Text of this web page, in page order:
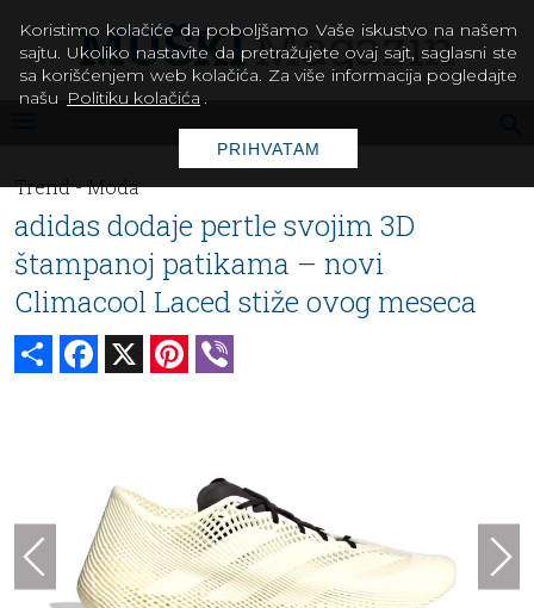
Trend -Moda
adidas dodaje pertle svojim 3D
štampanoj patikama – novi
Climacool Laced stiže ovog meseca
Share Facebook Pinterest
Koristimo kolačiće da poboljšamo Vaše iskustvo na našem
sajtu. Ukoliko nastavite da pretražujete ovaj sajt, saglasni ste
sa korišćenjem web kolačića. Za više informacija pogledajte
našu Politiku kolačića .
PRIHVATAM